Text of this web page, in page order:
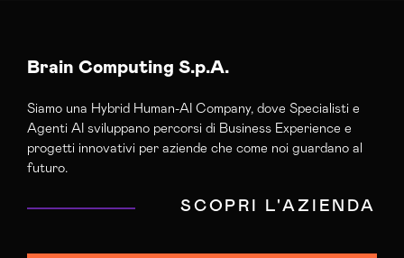
Brain Computing S.p.A.
Siamo una Hybrid Human-AI Company, dove Specialisti e
Agenti AI sviluppano percorsi di Business Experience e
progetti innovativi per aziende che come noi guardano al
futuro.
SCOPRI L'AZIENDA